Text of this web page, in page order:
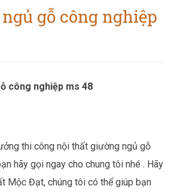
gỗ công nghiệp
công nghiệp ms 48
thi công nội thất giường ngủ gỗ
hãy gọi ngay cho chung tôi nhé . Hãy
Mộc Đạt, chúng tôi có thể giúp bạn